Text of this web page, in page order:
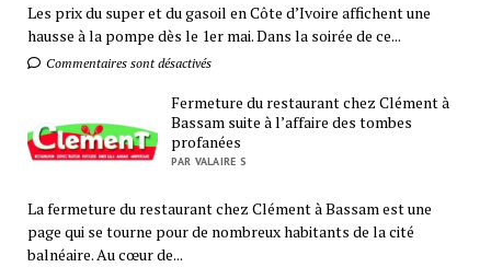
Les prix du super et du gasoil en Côte d’Ivoire affichent une
hausse à la pompe dès le 1er mai. Dans la soirée de ce...
Commentaires sont désactivés
Fermeture du restaurant chez Clément à
Bassam suite à l’affaire des tombes
profanées
PAR VALAIRE S
La fermeture du restaurant chez Clément à Bassam est une
page qui se tourne pour de nombreux habitants de la cité
balnéaire. Au cœur de...